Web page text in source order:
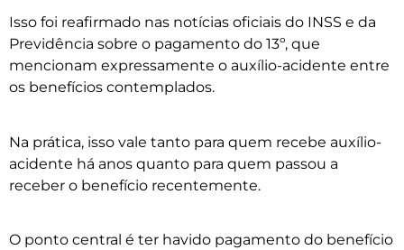
Isso foi reafirmado nas notícias oficiais do INSS e da
Previdência sobre o pagamento do 13º, que
mencionam expressamente o auxílio-acidente entre
os benefícios contemplados.
Na prática, isso vale tanto para quem recebe auxílio-
acidente há anos quanto para quem passou a
receber o benefício recentemente.
O ponto central é ter havido pagamento do benefício